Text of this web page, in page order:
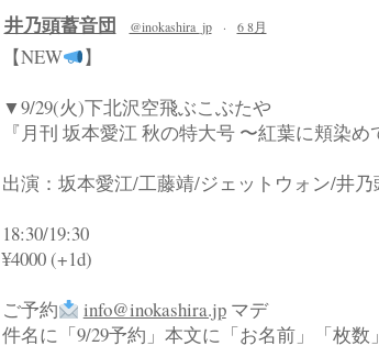
井乃頭蓄音団 @inokashira_jp · 6 8月
【NEW
】
▼9/29(火)下北沢空飛ぶこぶたや
『月刊 坂本愛江 秋の特大号 〜紅葉に頬染め
出演：坂本愛江/工藤靖/ジェットウォン/井乃
18:30/19:30
¥4000 (+1d)
ご予約
info@inokashira.jpマデ
件名に「9/29予約」本文に「お名前」「枚数